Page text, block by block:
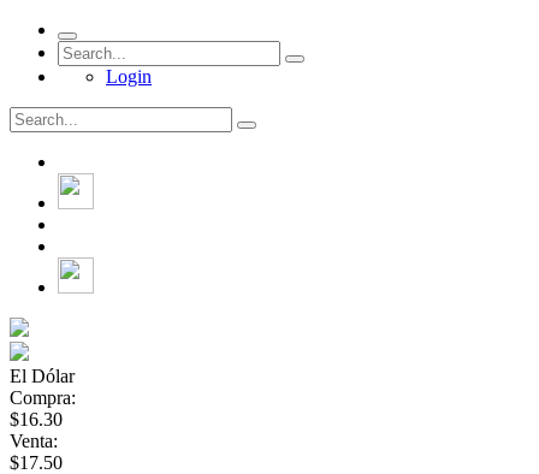
Login
El Dólar
Compra:
$16.30
Venta:
$17.50